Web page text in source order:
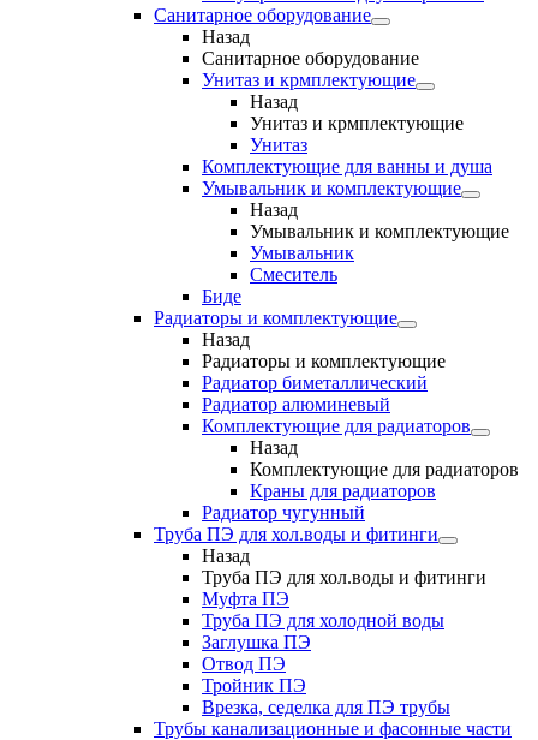
Санитарное оборудование
Назад
Санитарное оборудование
Унитаз и крмплектующие
Назад
Унитаз и крмплектующие
Унитаз
Комплектующие для ванны и душа
Умывальник и комплектующие
Назад
Умывальник и комплектующие
Умывальник
Смеситель
Биде
Радиаторы и комплектующие
Назад
Радиаторы и комплектующие
Радиатор биметаллический
Радиатор алюминевый
Комплектующие для радиаторов
Назад
Комплектующие для радиаторов
Краны для радиаторов
Радиатор чугунный
Труба ПЭ для хол.воды и фитинги
Назад
Труба ПЭ для хол.воды и фитинги
Муфта ПЭ
Труба ПЭ для холодной воды
Заглушка ПЭ
Отвод ПЭ
Тройник ПЭ
Врезка, седелка для ПЭ трубы
Трубы канализационные и фасонные части